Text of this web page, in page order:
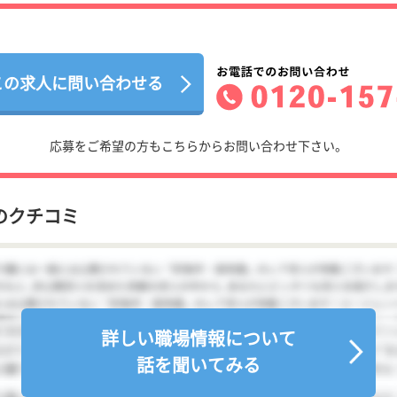
求人に問い合わせる
応募をご希望の方もこちらからお問い合わせ下さい。
クチコミ
詳しい職場情報について
話を聞いてみる